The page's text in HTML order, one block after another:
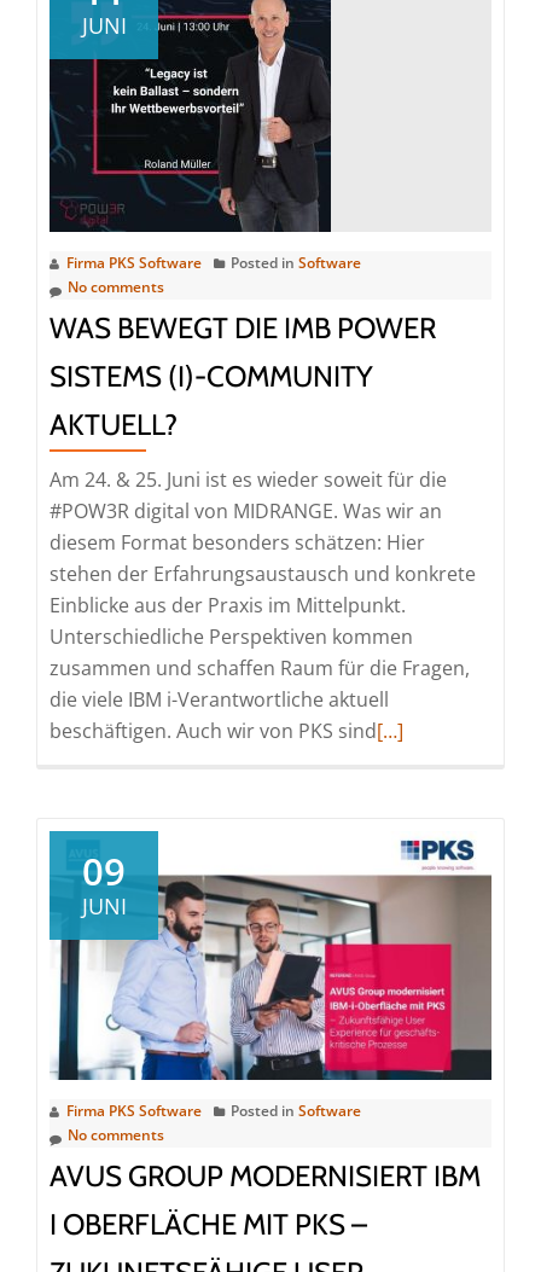
JUNI
Firma PKS Software Posted in Software
No comments
WAS BEWEGT DIE IMB POWER
SISTEMS (I)-COMMUNITY
AKTUELL?
Am 24. & 25. Juni ist es wieder soweit für die
#POW3R digital von MIDRANGE. Was wir an
diesem Format besonders schätzen: Hier
stehen der Erfahrungsaustausch und konkrete
Einblicke aus der Praxis im Mittelpunkt.
Unterschiedliche Perspektiven kommen
zusammen und schaffen Raum für die Fragen,
die viele IBM i-Verantwortliche aktuell
beschäftigen. Auch wir von PKS sindRead
bewegt
die
IMB
Power
Sistems
(i)-
Community
aktuell?
[…]
09
JUNI
Firma PKS Software Posted in Software
No comments
AVUS GROUP MODERNISIERT IBM
I OBERFLÄCHE MIT PKS –